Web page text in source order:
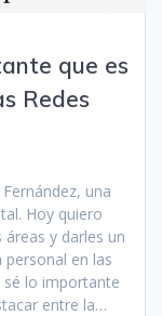
que es
Redes
una
Hoy quiero
y darles un
personal en las
sé lo importante
entre la…